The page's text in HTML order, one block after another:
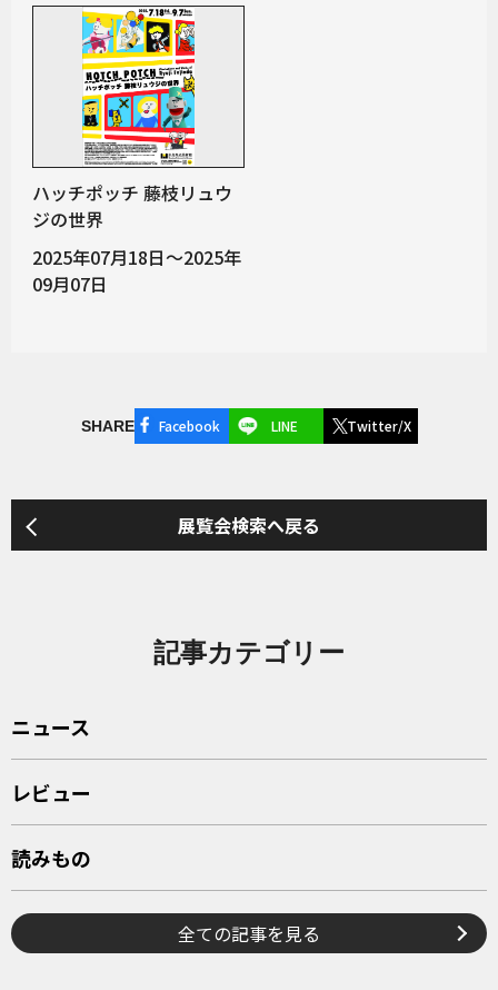
ハッチポッチ 藤枝リュウ
ジの世界
2025年07月18日～2025年
09月07日
SHARE Facebook LINE Twitter/X
展覧会検索へ戻る
記事カテゴリー
ニュース
レビュー
読みもの
全ての記事を見る